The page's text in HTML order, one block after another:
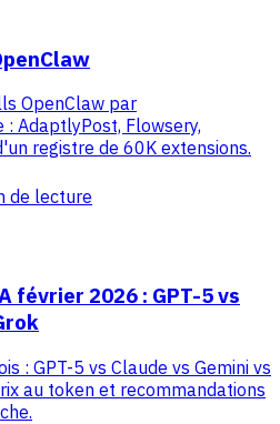
OpenClaw par
AdaptlyPost, Flowsery,
registre de 60K extensions.
de lecture
février 2026 : GPT-5 vs
: GPT-5 vs Claude vs Gemini vs
au token et recommandations